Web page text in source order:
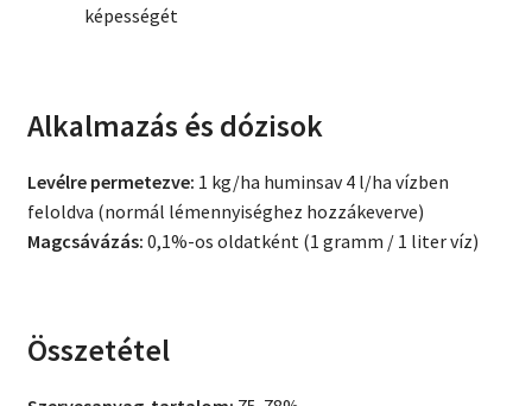
képességét
Alkalmazás és dózisok
Levélre permetezve: 1 kg/ha huminsav 4 l/ha vízben
feloldva (normál lémennyiséghez hozzákeverve)
Magcsávázás: 0,1%-os oldatként (1 gramm / 1 liter víz)
Összetétel